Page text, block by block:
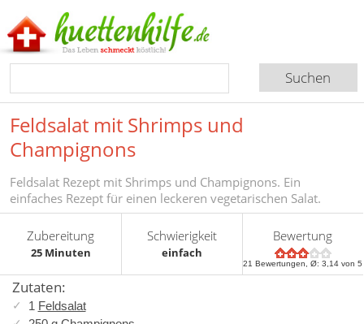
Feldsalat mit Shrimps und
Champignons
Feldsalat Rezept mit Shrimps und Champignons. Ein
einfaches Rezept für einen leckeren vegetarischen Salat.
Zubereitung
25 Minuten
Schwierigkeit
einfach
Bewertung
21 Bewertungen, Ø:3,14 von 5
Zutaten:
1 Feldsalat